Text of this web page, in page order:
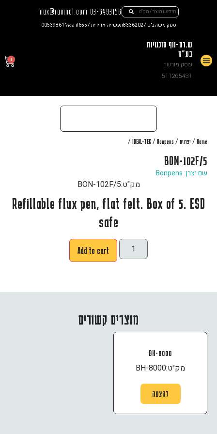
03-6493156
max@ramnof.com
ספק משהב"ט 83362027 תעשייה אווירית I6557 רפאל 00539861
ש.רם-נוף סוכנויות
בע"מ
עוסק מורשה
511265431
0
Home
/ יצרנים /
IDEAL-TEK / Bonpens
/
BON-102F/5
שם יצרן: Bonpens
מק"ט:BON-102F/5
Refillable flux pen, flat felt. Box of 5. ESD
safe
Add to cart
מוצרים קשורים
BH-8000
מק"ט:BH-8000
להצעה